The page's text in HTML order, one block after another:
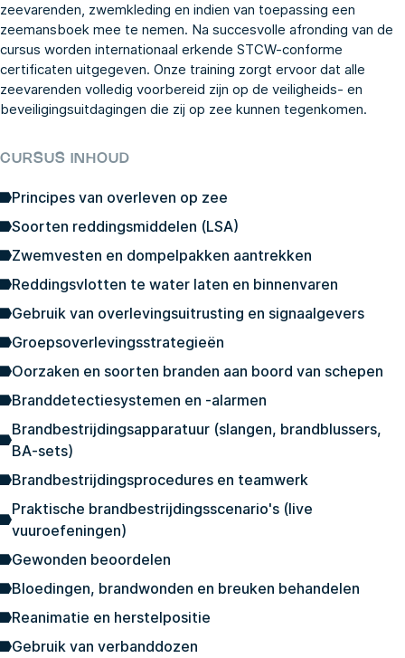
zeevarenden, zwemkleding en indien van toepassing een
zeemansboek mee te nemen. Na succesvolle afronding van de
cursus worden internationaal erkende STCW-conforme
certificaten uitgegeven. Onze training zorgt ervoor dat alle
zeevarenden volledig voorbereid zijn op de veiligheids- en
beveiligingsuitdagingen die zij op zee kunnen tegenkomen.
CURSUS INHOUD
Principes van overleven op zee
Soorten reddingsmiddelen (LSA)
Zwemvesten en dompelpakken aantrekken
Reddingsvlotten te water laten en binnenvaren
Gebruik van overlevingsuitrusting en signaalgevers
Groepsoverlevingsstrategieën
Oorzaken en soorten branden aan boord van schepen
Branddetectiesystemen en -alarmen
Brandbestrijdingsapparatuur (slangen, brandblussers,
BA-sets)
Brandbestrijdingsprocedures en teamwerk
Praktische brandbestrijdingsscenario's (live
vuuroefeningen)
Gewonden beoordelen
Bloedingen, brandwonden en breuken behandelen
Reanimatie en herstelpositie
Gebruik van verbanddozen